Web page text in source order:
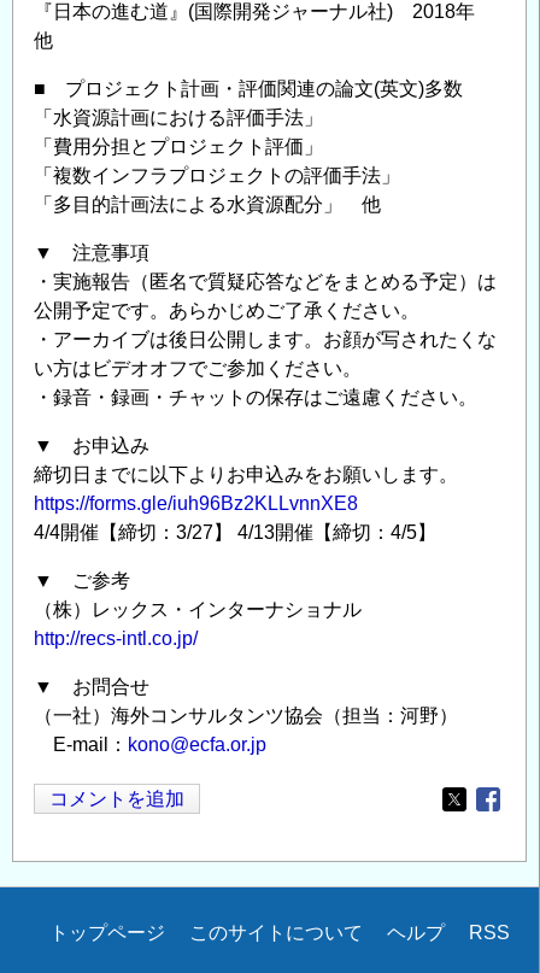
『日本の進む道』(国際開発ジャーナル社) 2018年
他
■ プロジェクト計画・評価関連の論文(英文)多数
「水資源計画における評価手法」
「費用分担とプロジェクト評価」
「複数インフラプロジェクトの評価手法」
「多目的計画法による水資源配分」 他
▼ 注意事項
・実施報告（匿名で質疑応答などをまとめる予定）は
公開予定です。あらかじめご了承ください。
・アーカイブは後日公開します。お顔が写されたくな
い方はビデオオフでご参加ください。
・録音・録画・チャットの保存はご遠慮ください。
▼ お申込み
締切日までに以下よりお申込みをお願いします。
https://forms.gle/iuh96Bz2KLLvnnXE8
4/4開催【締切：3/27】 4/13開催【締切：4/5】
▼ ご参考
（株）レックス・インターナショナル
http://recs-intl.co.jp/
▼ お問合せ
（一社）海外コンサルタンツ協会（担当：河野）
E-mail： kono@ecfa.or.jp
コメントを追加
Opens in
Secondary
トップページ このサイトについて ヘルプ RSS